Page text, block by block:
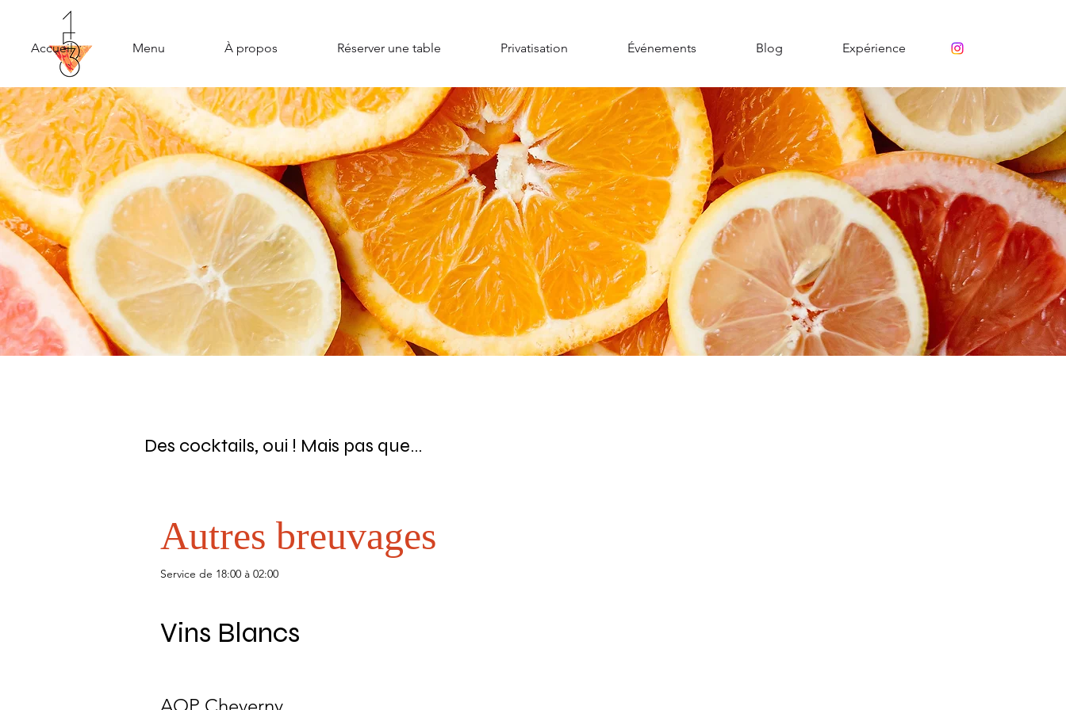
Accueil Menu À propos Réserver une table Privatisation Événements Blog Expérience
Des cocktails, oui ! Mais pas que...
Autres breuvages
Service de 18:00 à 02:00
Vins Blancs